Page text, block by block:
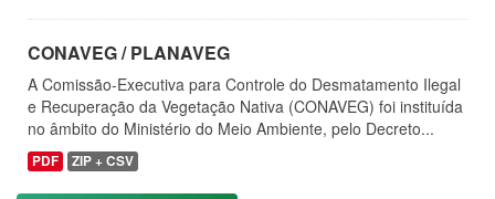
CONAVEG / PLANAVEG
A Comissão-Executiva para Controle do Desmatamento Ilegal
e Recuperação da Vegetação Nativa (CONAVEG) foi instituída
no âmbito do Ministério do Meio Ambiente, pelo Decreto...
PDF ZIP + CSV